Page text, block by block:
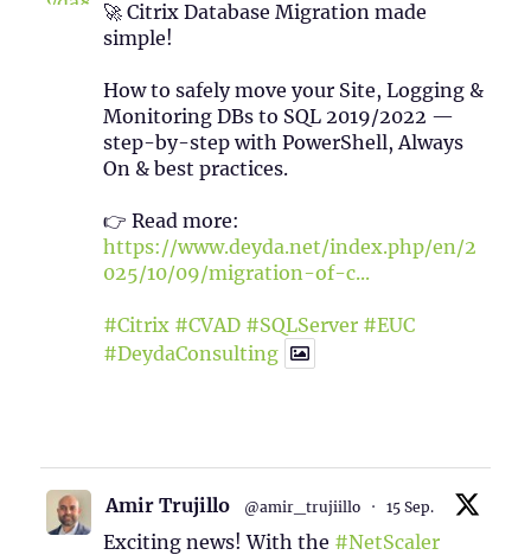
🚀 Citrix Database Migration made
simple!
How to safely move your Site, Logging &
Monitoring DBs to SQL 2019/2022 —
step-by-step with PowerShell, Always
On & best practices.
👉 Read more:
https://www.deyda.net/index.php/en/2
025/10/09/migration-of-c...
#Citrix #CVAD #SQLServer #EUC
#DeydaConsulting
Amir Trujillo @amir_trujiillo · 15 Sep.
Exciting news! With the #NetScaler